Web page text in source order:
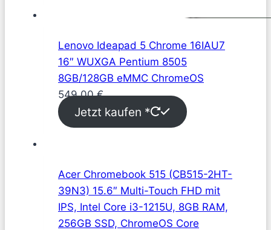
Lenovo Ideapad 5 Chrome 16IAU7
16″ WUXGA Pentium 8505
8GB/128GB eMMC ChromeOS
549,00€
Jetzt kaufen *
Acer Chromebook 515 (CB515-2HT-
39N3) 15.6″ Multi-Touch FHD mit
IPS, Intel Core i3-1215U, 8GB RAM,
256GB SSD, ChromeOS Core